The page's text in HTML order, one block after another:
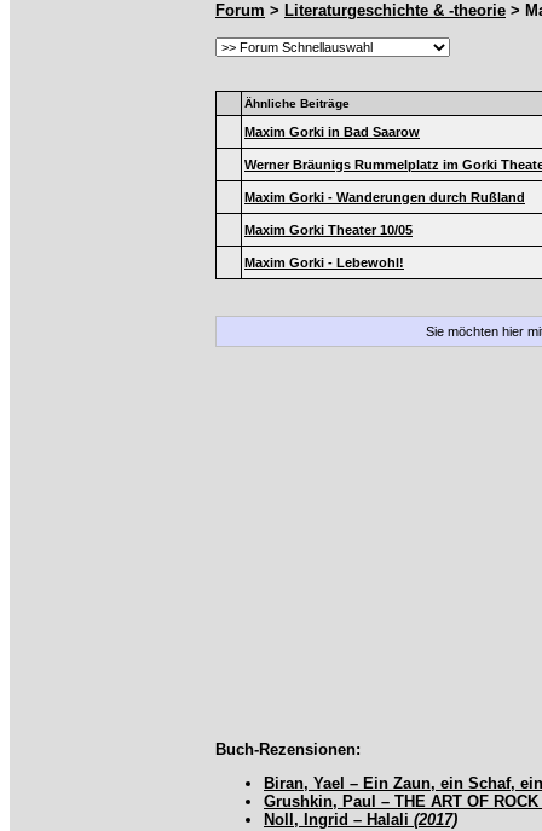
Forum > Literaturgeschichte & -theorie >
Ähnliche Beiträge
Maxim Gorki in Bad Saarow
Werner Bräunigs Rummelplatz im Gorki
Maxim Gorki - Wanderungen durch Rußland
Maxim Gorki Theater 10/05
Maxim Gorki - Lebewohl!
Sie möchten hier
Buch-Rezensionen:
Biran, Yael – Ein Zaun, ein Schaf,
Grushkin, Paul – THE ART OF
Noll, Ingrid – Halali (2017)